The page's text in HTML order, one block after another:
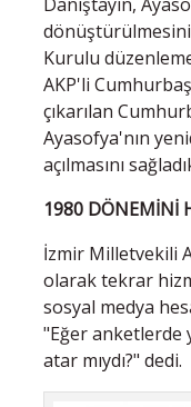
Kurulu
AKP'li
çıkarılan
Ayasofya'nın
açılmasını
1980 DÖNEMİNİ
İzmir Milletvekili
olarak tekrar
sosyal medya
"Eğer anketlerde
atar mıydı?" dedi.